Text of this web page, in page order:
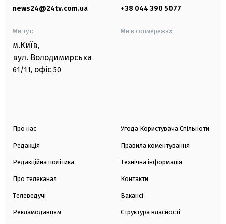
news24@24tv.com.ua +38 044 390 5077
Ми тут:
м.Київ,
вул. Володимирська
61/11, офіс 50
Ми в соцмережах:
Про нас
Редакція
Редакційна політика
Про телеканал
Телеведучі
Рекламодавцям
Угода Користувача Спільноти
Правила коментування
Технічна інформація
Контакти
Вакансії
Структура власності